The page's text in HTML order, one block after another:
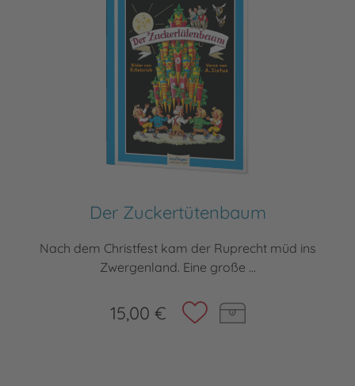
Der Zuckertütenbaum
Nach dem Christfest kam der Ruprecht müd ins
Zwergenland. Eine große ...
15,00 €